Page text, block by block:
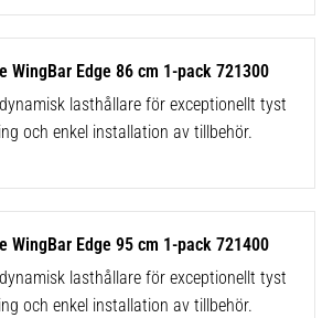
WingBar Edge 86 cm 1-pack 721300
lasthållare för exceptionellt tyst
och enkel installation av tillbehör.
WingBar Edge 95 cm 1-pack 721400
lasthållare för exceptionellt tyst
och enkel installation av tillbehör.